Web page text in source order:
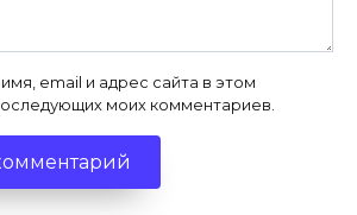
email и адрес сайта в этом
моих комментариев.